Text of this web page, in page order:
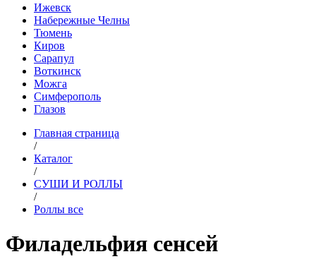
Ижевск
Набережные Челны
Тюмень
Киров
Сарапул
Воткинск
Можга
Симферополь
Глазов
Главная страница
/
Каталог
/
СУШИ И РОЛЛЫ
/
Роллы все
Филадельфия сенсей